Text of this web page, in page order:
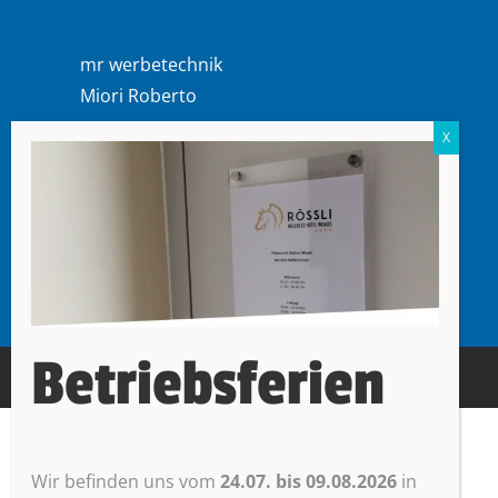
mr werbetechnik
Miori Roberto
Oberdorf 47
6403 Küssnacht am Rigi
© mr werbetechnik |Impressum + Datenschutz
Betriebsferien
Wir befinden uns vom 24.07. bis 09.08.2026 in